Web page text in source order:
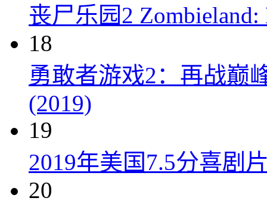
丧尸乐园2 Zombieland:
18
勇敢者游戏2：再战巅
(2019)
19
2019年美国7.5分喜剧
20